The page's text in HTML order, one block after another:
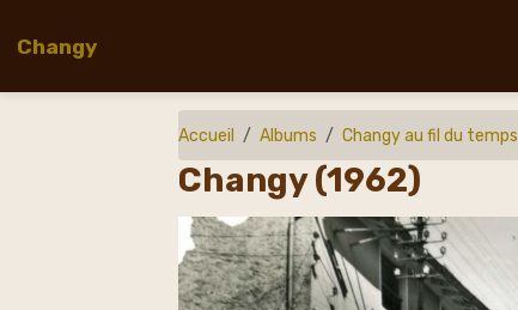
Changy
Accueil Albums Changy au fil du temps
Changy (1962)